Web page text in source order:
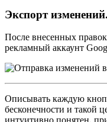
Экспорт изменений.
После внесенных
рекламный аккаунт
Описывать каждую
бесконечности и такой